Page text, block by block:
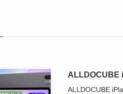
ALLDOCUBE
ALLDOCUBE